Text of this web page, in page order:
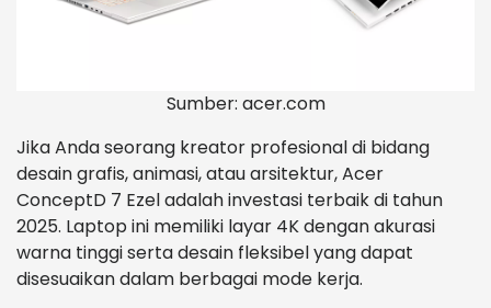
Sumber: acer.com
Jika Anda seorang kreator profesional di bidang
desain grafis, animasi, atau arsitektur, Acer
ConceptD 7 Ezel adalah investasi terbaik di tahun
2025. Laptop ini memiliki layar 4K dengan akurasi
warna tinggi serta desain fleksibel yang dapat
disesuaikan dalam berbagai mode kerja.